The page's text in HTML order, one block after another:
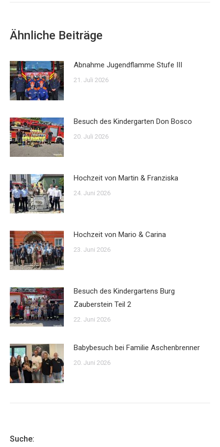
Ähnliche Beiträge
Abnahme Jugendflamme Stufe III
21. Juli 2026
Besuch des Kindergarten Don Bosco
20. Juli 2026
Hochzeit von Martin & Franziska
24. Juni 2026
Hochzeit von Mario & Carina
23. Juni 2026
Besuch des Kindergartens Burg
Zauberstein Teil 2
22. Juni 2026
Babybesuch bei Familie Aschenbrenner
20. Juni 2026
Suche: